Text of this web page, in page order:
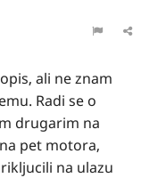
ali ne znam
Radi se o
drugarim na
pet motora,
na ulazu